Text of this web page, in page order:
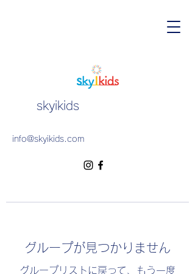
skyikids
info@skyikids.com
グループが見つかりません
グループリストに戻って、もう一度